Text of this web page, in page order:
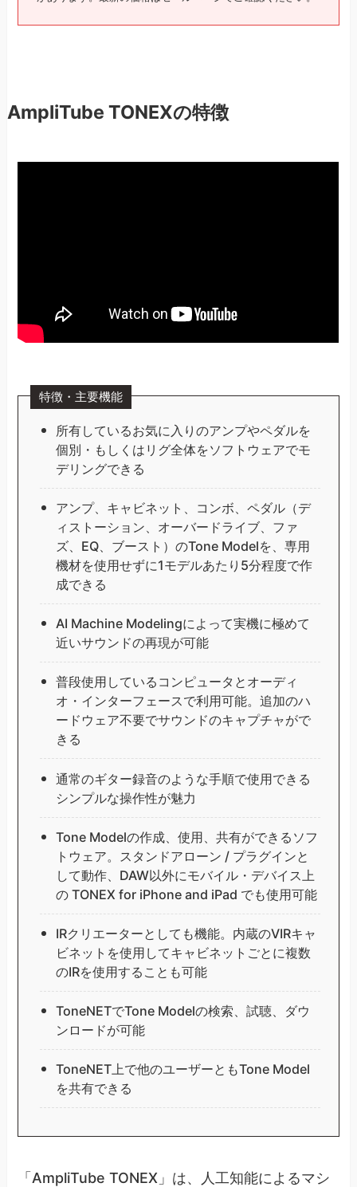
AmpliTube TONEXの特徴
特徴・主要機能
所有しているお気に入りのアンプやペダルを
個別・もしくはリグ全体をソフトウェアでモ
デリングできる
アンプ、キャビネット、コンボ、ペダル（デ
ィストーション、オーバードライブ、ファ
ズ、EQ、ブースト）のTone Modelを、専用
機材を使用せずに1モデルあたり5分程度で作
成できる
AI Machine Modelingによって実機に極めて
近いサウンドの再現が可能
普段使用しているコンピュータとオーディ
オ・インターフェースで利用可能。追加のハ
ードウェア不要でサウンドのキャプチャがで
きる
通常のギター録音のような手順で使用できる
シンプルな操作性が魅力
Tone Modelの作成、使用、共有ができるソフ
トウェア。スタンドアローン / プラグインと
して動作、DAW以外にモバイル・デバイス上
の TONEX for iPhone and iPad でも使用可能
IRクリエーターとしても機能。内蔵のVIRキャ
ビネットを使用してキャビネットごとに複数
のIRを使用することも可能
ToneNETでTone Modelの検索、試聴、ダウ
ンロードが可能
ToneNET上で他のユーザーともTone Model
を共有できる
「AmpliTube TONEX」は、人工知能によるマシ